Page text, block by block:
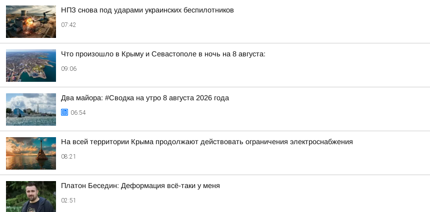
НПЗ снова под ударами украинских беспилотников
07:42
Что произошло в Крыму и Севастополе в ночь на 8 августа:
09:06
Два майора: #Сводка на утро 8 августа 2026 года
06:54
На всей территории Крыма продолжают действовать ограничения электроснабжения
08:21
Платон Беседин: Деформация всё-таки у меня
02:51